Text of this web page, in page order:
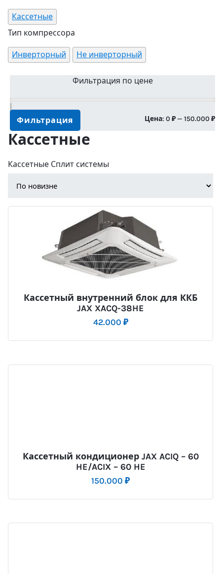
Кассетные
Тип компрессора
Инверторный Не инверторный
Фильтрация по цене
Фильтрация Цена:0 ₽—150.000 ₽
Кассетные
Кассетные Сплит системы
Кассетный внутренний блок для ККБ
JAX XACQ-38HE
42.000 ₽
Кассетный кондиционер JAX ACIQ – 60
HE/ACIX – 60 HE
150.000 ₽